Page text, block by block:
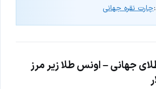
چارت نقره جهانی
جهانی – اونس طلا زیر مرز